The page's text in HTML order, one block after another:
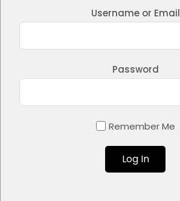
Username or Email
Password
Remember Me